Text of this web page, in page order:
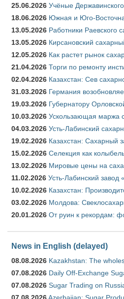
25.06.2026 Учёные
18.06.2026 Южная и Юго-
13.05.2026 Работники Раевского
13.05.2026 Кирсановский
12.05.2026 Как растет рынок
21.04.2026 Торги по ремонту
02.04.2026 Казахстан: Сев
31.03.2026 Германия
19.03.2026 Губернатору
10.03.2026 Ускользающая маржа
04.03.2026 Усть-Лабинский
19.02.2026 Казахстан: Сахарный
15.02.2026 Селекция как
13.02.2026 Мировые цены на
11.02.2026 Усть-Лабинский завод
10.02.2026 Казахстан:
03.02.2026 Молдова:
20.01.2026 От руин к рекордам:
News in English (delayed)
08.08.2026 Kazakhstan: The
07.08.2026 Daily Off-Exchange
07.08.2026 Sugar Trading on